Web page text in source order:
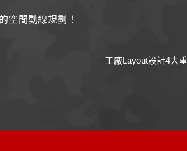
空間動線規劃！
工廠Layout設計4大